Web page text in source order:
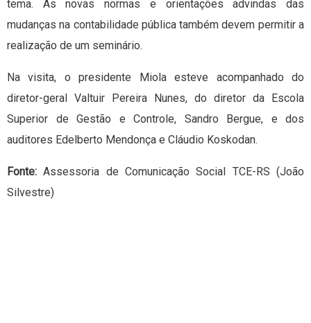
tema. As novas normas e orientações advindas das
mudanças na contabilidade pública também devem permitir a
realização de um seminário.
Na visita, o presidente Miola esteve acompanhado do
diretor-geral Valtuir Pereira Nunes, do diretor da Escola
Superior de Gestão e Controle, Sandro Bergue, e dos
auditores Edelberto Mendonça e Cláudio Koskodan.
Fonte: Assessoria de Comunicação Social TCE-RS (João
Silvestre)